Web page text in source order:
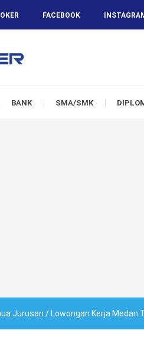
FACEBOOK
BANK SMA/SMK
Jurusan / Lowongan Kerja Medan